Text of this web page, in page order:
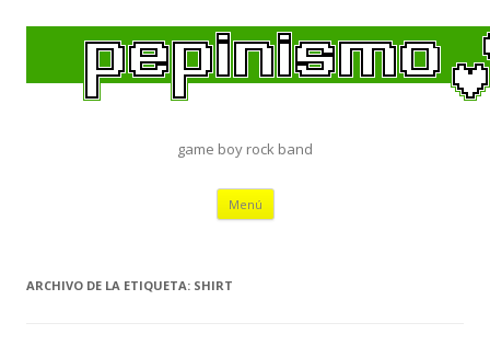
game boy rock band
Menú Saltar
contenido
ARCHIVO DE LA ETIQUETA: SHIRT